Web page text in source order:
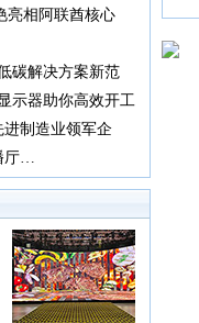
亮相阿联酋核心
碳解决方案新范
示器助你高效开工
制造业领军企
厅…